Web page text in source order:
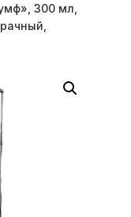
300 мл,